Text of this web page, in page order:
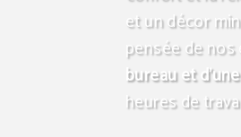
et un décor
pensée de
bureau et
heures de